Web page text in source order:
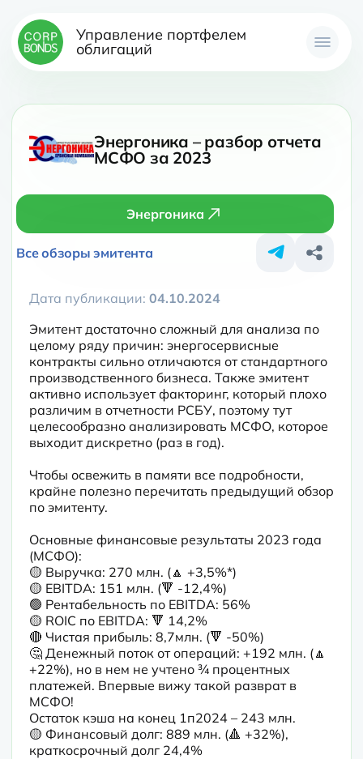
Управление портфелем
облигаций
Энергоника – разбор отчета
МСФО за 2023
Энергоника
Все обзоры эмитента
Дата публикации: 04.10.2024
Эмитент достаточно сложный для анализа по
целому ряду причин: энергосервисные
контракты сильно отличаются от стандартного
производственного бизнеса. Также эмитент
активно использует факторинг, который плохо
различим в отчетности РСБУ, поэтому тут
целесообразно анализировать МСФО, которое
выходит дискретно (раз в год).
Чтобы освежить в памяти все подробности,
крайне полезно перечитать предыдущий обзор
по эмитенту.
Основные финансовые результаты 2023 года
(МСФО):
🟡 Выручка: 270 млн. (🔼 +3,5%*)
🟡 EBITDA: 151 млн. (🔻 -12,4%)
🟢 Рентабельность по EBITDA: 56%
🟡 ROIC по EBITDA: 🔻 14,2%
🔴 Чистая прибыль: 8,7млн. (🔻 -50%)
🤔 Денежный поток от операций: +192 млн. (🔼
+22%), но в нем не учтено ¾ процентных
платежей. Впервые вижу такой разврат в
МСФО!
Остаток кэша на конец 1п2024 – 243 млн.
🟡 Финансовый долг: 889 млн. (🔺 +32%),
краткосрочный долг 24,4%